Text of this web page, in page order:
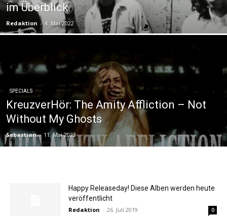
im Überblick
Redaktion - 4. Mai 2022
SPECIALS
KreuzverHör: The Amity Affliction – Not
Without My Ghosts
Sebastian - 11. Mai 2023
Happy Releaseday! Diese Alben werden heute
veröffentlicht
Redaktion - 26. Juli 2019 0